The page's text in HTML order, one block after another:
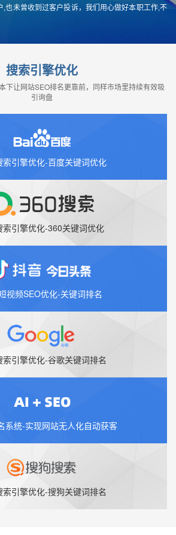
,也未曾收到过客户投诉，我们用心做好本职工作,不
搜索引擎优化
下让网站SEO排名更靠前，同样市场里持续有效吸
引询盘
索引擎优化-百度关键词优化
索引擎优化-360关键词优化
视频SEO优化-关键词排名
索引擎优化-谷歌关键词排名
系统-实现网站无人化自动获客
索引擎优化-搜狗关键词排名